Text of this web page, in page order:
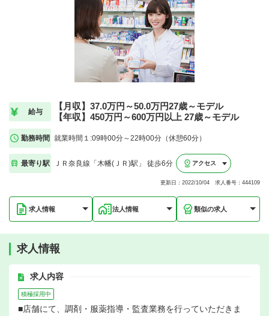
給与
【月収】37.0万円～50.0万円27歳～モデル
【年収】450万円～600万円以上 27歳～モデル
勤務時間 就業時間１:09時00分～22時00分（休憩60分）
最寄り駅 ＪＲ奈良線「木幡(ＪＲ)駅」 徒歩6分 アクセス
更新日：2022/10/04 求人番号：444109
求人情報 法人情報 類似の求人
求人情報
求人内容
積極採用中
■店舗にて、調剤・服薬指導・監査業務を行っていただきま